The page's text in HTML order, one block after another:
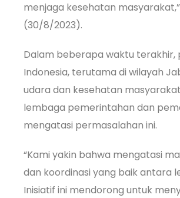
menjaga kesehatan
(30/8/2023).
Dalam beberapa waktu terakhir,
Indonesia, terutama di wilayah
udara dan kesehatan
lembaga pemerintahan dan
mengatasi permasalahan ini.
“Kami yakin bahwa mengatasi
dan koordinasi yang baik antara
Inisiatif ini mendorong untuk